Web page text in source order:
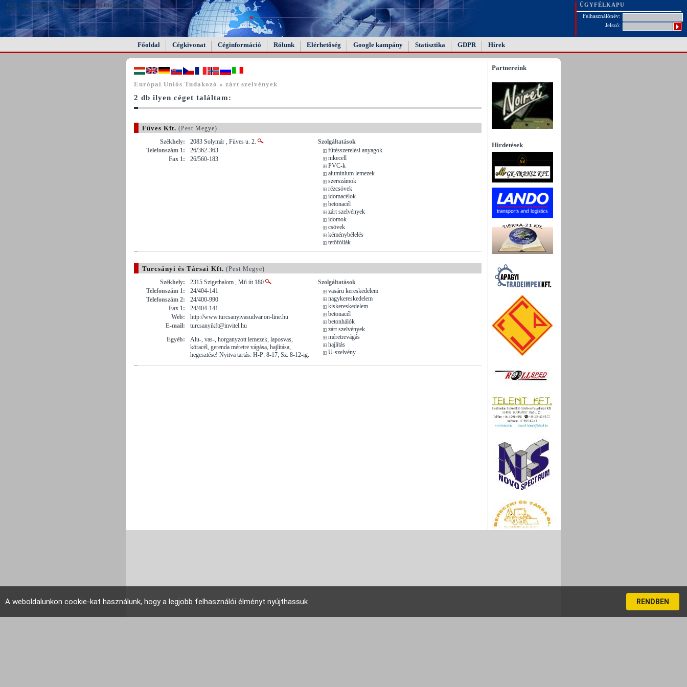
FAIL (the browser should render some flash content, not
this).
ÜGYFÉLKAPU
Felhasználónév:
Jelszó:
Főoldal Cégkivonat Céginformáció Rólunk Elérhetőség Google kampány Statisztika GDPR Hírek
Európai Uniós Tudakozó « zárt szelvények
2 db ilyen céget találtam:
Füves Kft. (Pest Megye)
Székhely:
2083 Solymár , Füves u. 2.
Telefonszám 1:
26/362-363
Fax 1:
26/560-183
Szolgáltatások
fűtésszerelési anyagok
nikecell
PVC-k
alumínium lemezek
szerszámok
rézcsövek
idomacélok
betonacél
zárt szelvények
idomok
csövek
kéménybélelés
tetőfóliák
Turcsányi és Társai Kft. (Pest Megye)
Székhely:
2315 Szigethalom , Mű út 180
Telefonszám 1:
24/404-141
Telefonszám 2:
24/400-990
Fax 1:
24/404-141
Web:
http://www.turcsanyivasudvar.on-line.hu
E-mail:
turcsanyikft@invitel.hu
Egyéb:
Alu-, vas-, horganyzott lemezek, laposvas,
köracél, gerenda méretre vágása, hajlítása,
hegesztése! Nyitva tartás: H-P: 8-17; Sz: 8-12-ig.
Szolgáltatások
vasáru kereskedelem
nagykereskedelem
kiskereskedelem
betonacél
betonhálók
zárt szelvények
méretrevágás
hajlítás
U-szelvény
Partnereink
Hirdetések
A weboldalunkon cookie-kat használunk, hogy a legjobb felhasználói élményt nyújthassuk RENDBEN